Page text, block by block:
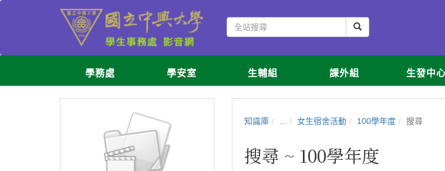
學務處 學安室 生輔組 課外組 生發中心
知識庫 女生宿舍活動 100學年度 搜尋
搜尋 ~ 100學年度